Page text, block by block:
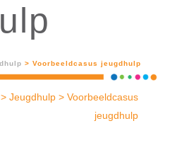
> Voorbeeldcasus jeugdhulp
> Jeugdhulp > Voorbeeldcasus
jeugdhulp